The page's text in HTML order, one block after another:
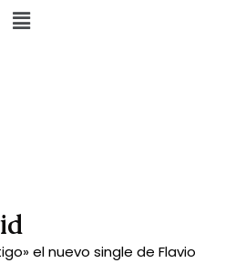
el nuevo single de Flavio